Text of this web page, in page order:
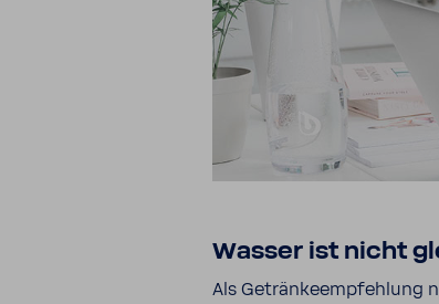
Wasser ist nicht
Als Geträn­ke­emp­feh­lung